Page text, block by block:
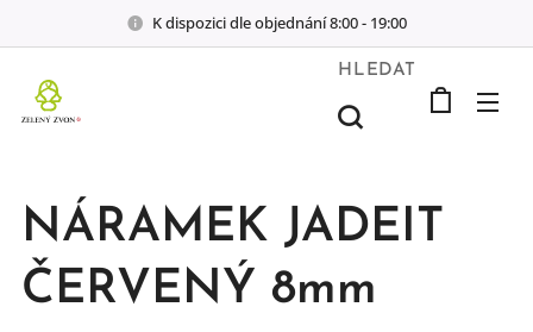
K dispozici dle objednání 8:00 - 19:00
HLEDAT
NÁRAMEK JADEIT
ČERVENÝ 8mm